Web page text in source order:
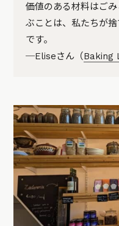
価値のある材料はご
ぶことは、私たちが
です。
─Eliseさん（Baking